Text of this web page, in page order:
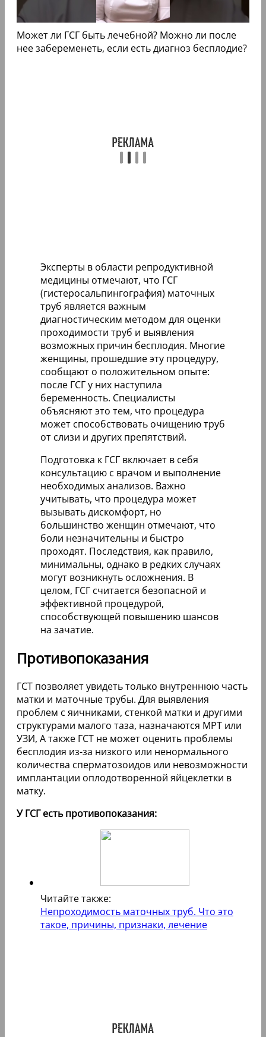
Может ли ГСГ быть лечебной? Можно ли после
нее забеременеть, если есть диагноз бесплодие?
Эксперты в области репродуктивной
медицины отмечают, что ГСГ
(гистеросальпингография) маточных
труб является важным
диагностическим методом для оценки
проходимости труб и выявления
возможных причин бесплодия. Многие
женщины, прошедшие эту процедуру,
сообщают о положительном опыте:
после ГСГ у них наступила
беременность. Специалисты
объясняют это тем, что процедура
может способствовать очищению труб
от слизи и других препятствий.
Подготовка к ГСГ включает в себя
консультацию с врачом и выполнение
необходимых анализов. Важно
учитывать, что процедура может
вызывать дискомфорт, но
большинство женщин отмечают, что
боли незначительны и быстро
проходят. Последствия, как правило,
минимальны, однако в редких случаях
могут возникнуть осложнения. В
целом, ГСГ считается безопасной и
эффективной процедурой,
способствующей повышению шансов
на зачатие.
Противопоказания
ГСТ позволяет увидеть только внутреннюю часть
матки и маточные трубы. Для выявления
проблем с яичниками, стенкой матки и другими
структурами малого таза, назначаются МРТ или
УЗИ, А также ГСТ не может оценить проблемы
бесплодия из-за низкого или ненормального
количества сперматозоидов или невозможности
имплантации оплодотворенной яйцеклетки в
матку.
У ГСГ есть противопоказания:
Читайте также:
Непроходимость маточных труб. Что это
такое, причины, признаки, лечение